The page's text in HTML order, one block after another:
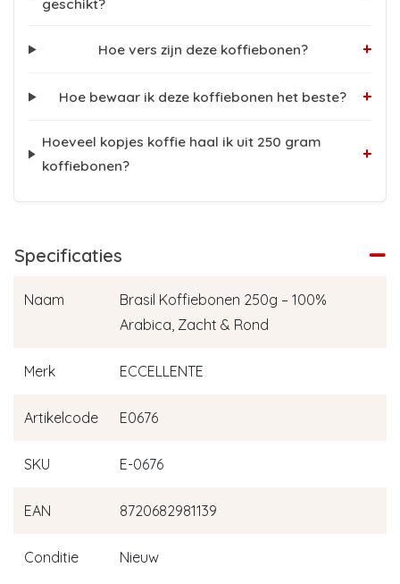
geschikt?
Hoe vers zijn deze koffiebonen? +
Hoe bewaar ik deze koffiebonen het beste? +
Hoeveel kopjes koffie haal ik uit 250 gram
koffiebonen?
+
Specificaties
Naam
Brasil Koffiebonen 250g – 100%
Arabica, Zacht & Rond
Merk ECCELLENTE
Artikelcode E0676
SKU E-0676
EAN 8720682981139
Conditie Nieuw